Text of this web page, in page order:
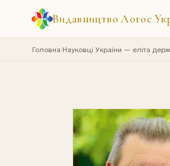
Видавництво Логос
Головна›Науковці України — еліта